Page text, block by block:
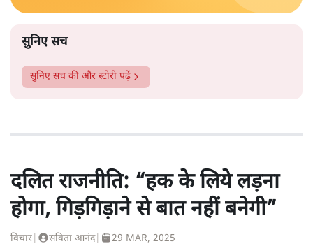
सुनिए सच
सुनिए सच की और स्टोरी पढ़ें
दलित राजनीति: “हक के लिये लड़ना
होगा, गिड़गिड़ाने से बात नहीं बनेगी”
विचार सविता आनंद| 29 MAR, 2025